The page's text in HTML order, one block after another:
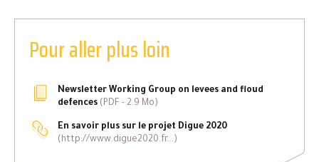
Pour aller plus loin
Newsletter Working Group on levees and floud
defences (PDF - 2.9 Mo)
En savoir plus sur le projet Digue 2020
(http://www.digue2020.fr...)